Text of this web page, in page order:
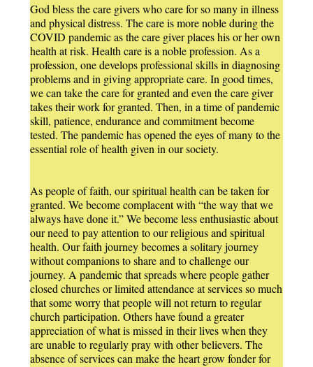
God bless the care givers who care for so many in illness
and physical distress. The care is more noble during the
COVID pandemic as the care giver places his or her own
health at risk. Health care is a noble profession. As a
profession, one develops professional skills in diagnosing
problems and in giving appropriate care. In good times,
we can take the care for granted and even the care giver
takes their work for granted. Then, in a time of pandemic
skill, patience, endurance and commitment become
tested. The pandemic has opened the eyes of many to the
essential role of health given in our society.
As people of faith, our spiritual health can be taken for
granted. We become complacent with “the way that we
always have done it.” We become less enthusiastic about
our need to pay attention to our religious and spiritual
health. Our faith journey becomes a solitary journey
without companions to share and to challenge our
journey. A pandemic that spreads where people gather
closed churches or limited attendance at services so much
that some worry that people will not return to regular
church participation. Others have found a greater
appreciation of what is missed in their lives when they
are unable to regularly pray with other believers. The
absence of services can make the heart grow fonder for